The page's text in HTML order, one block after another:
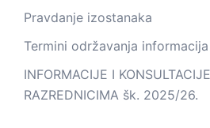
Pravdanje izostanaka
Termini održavanja
INFORMACIJE I
RAZREDNICIMA šk. 2025/26.